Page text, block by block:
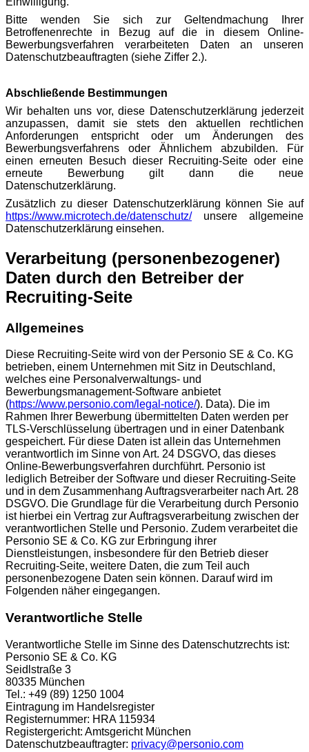
Bitte wenden Sie sich zur Geltendmachung Ihrer
Betroffenenrechte in Bezug auf die in diesem Online-
Bewerbungsverfahren verarbeiteten Daten an unseren
Datenschutzbeauftragten (siehe Ziffer 2.).
Abschließende Bestimmungen
Wir behalten uns vor, diese Datenschutzerklärung jederzeit
anzupassen, damit sie stets den aktuellen rechtlichen
Anforderungen entspricht oder um Änderungen des
Bewerbungsverfahrens oder Ähnlichem abzubilden. Für
einen erneuten Besuch dieser Recruiting-Seite oder eine
erneute Bewerbung gilt dann die neue
Datenschutzerklärung.
Zusätzlich zu dieser Datenschutzerklärung können Sie auf
https://www.microtech.de/datenschutz/unsere allgemeine
Datenschutzerklärung einsehen.
Verarbeitung (personenbezogener)
Daten durch den Betreiber der
Recruiting-Seite
Allgemeines
Diese Recruiting-Seite wird von der Personio SE & Co. KG
betrieben, einem Unternehmen mit Sitz in Deutschland,
welches eine Personalverwaltungs- und
Bewerbungsmanagement-Software anbietet
(https://www.personio.com/legal-notice/). Data). Die im
Rahmen Ihrer Bewerbung übermittelten Daten werden per
TLS-Verschlüsselung übertragen und in einer Datenbank
gespeichert. Für diese Daten ist allein das Unternehmen
verantwortlich im Sinne von Art. 24 DSGVO, das dieses
Online-Bewerbungsverfahren durchführt. Personio ist
lediglich Betreiber der Software und dieser Recruiting-Seite
und in dem Zusammenhang Auftragsverarbeiter nach Art. 28
DSGVO. Die Grundlage für die Verarbeitung durch Personio
ist hierbei ein Vertrag zur Auftragsverarbeitung zwischen der
verantwortlichen Stelle und Personio. Zudem verarbeitet die
Personio SE & Co. KG zur Erbringung ihrer
Dienstleistungen, insbesondere für den Betrieb dieser
Recruiting-Seite, weitere Daten, die zum Teil auch
personenbezogene Daten sein können. Darauf wird im
Folgenden näher eingegangen.
Verantwortliche Stelle
Verantwortliche Stelle im Sinne des Datenschutzrechts ist:
Personio SE & Co. KG
Seidlstraße 3
80335 München
Tel.: +49 (89) 1250 1004
Eintragung im Handelsregister
Registernummer: HRA 115934
Registergericht: Amtsgericht München
Datenschutzbeauftragter: privacy@personio.com